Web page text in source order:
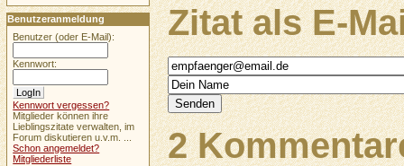
Zitat als E-
2
Benutzeranmeldung
Benutzer (oder E-Mail):
Kennwort:
Kennwort vergessen?
Mitglieder können ihre
Lieblingszitate verwalten, im
Forum diskutieren u.v.m. ...
Schon angemeldet?
Mitgliederliste